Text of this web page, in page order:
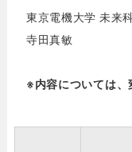
東京電機大学 未来
寺田真敏
※内容については、